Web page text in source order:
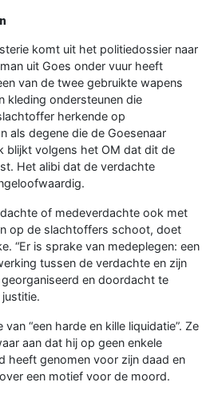
komt uit het politiedossier naar
uit Goes onder vuur heeft
van de twee gebruikte wapens
kleding ondersteunen die
herkende op
als degene die de Goesenaar
volgens het OM dat dit de
Het alibi dat de verdachte
of medeverdachte ook met
op de slachtoffers schoot, doet
“Er is sprake van medeplegen: een
tussen de verdachte en zijn
en doordacht te
justitie.
“een harde en kille liquidatie”. Ze
aan dat hij op geen enkele
heeft genomen voor zijn daad en
een motief voor de moord.